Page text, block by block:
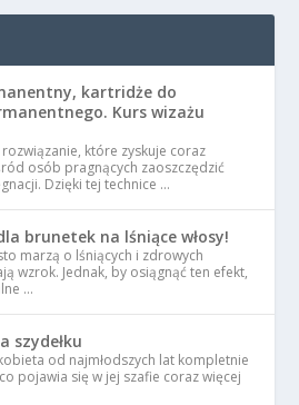
kartridże do
Kurs wizażu
które zyskuje coraz
osób pragnących zaoszczędzić
Dzięki tej technice …
brunetek na lśniące włosy!
marzą o lśniących i zdrowych
wzrok. Jednak, by osiągnąć ten efekt,
…
szydełku
od najmłodszych lat kompletnie
pojawia się w jej szafie coraz więcej